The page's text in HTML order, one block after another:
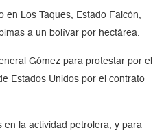
Los Taques, Estado Falcón,
a un bolívar por hectárea.
Gómez para protestar por el
Estados Unidos por el contrato
la actividad petrolera, y para